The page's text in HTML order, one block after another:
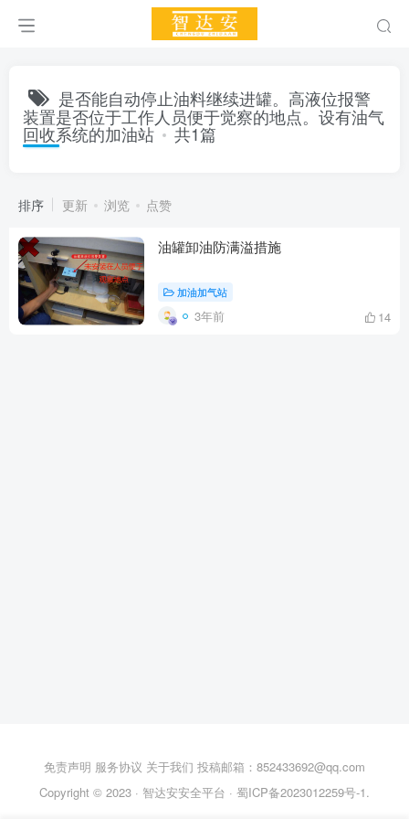
是否能自动停止油料继续进罐。高液位报警
装置是否位于工作人员便于觉察的地点。设有油气
回收系统的加油站 共1篇
排序 更新 浏览 点赞
油罐卸油防满溢措施
加油加气站
3年前 14
免责声明 服务协议 关于我们 投稿邮箱：852433692@qq.com
Copyright © 2023 · 智达安安全平台 · 蜀ICP备2023012259号-1.